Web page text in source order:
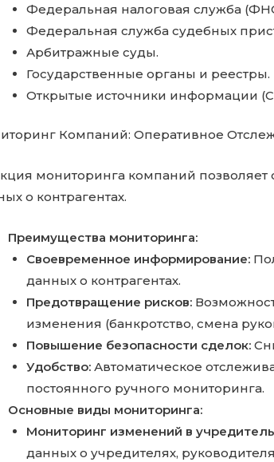
Федеральная налоговая служба
Федеральная служба судебных
Арбитражные суды.
Государственные органы и реестры.
Открытые источники информации
Компаний: Оперативное
мониторинга компаний позволяет
о контрагентах.
Преимущества мониторинга:
Своевременное информирование:
данных о контрагентах.
Предотвращение рисков:
изменения (банкротство, смена
Повышение безопасности сделок:
Удобство:Автоматическое
постоянного ручного мониторинга.
Основные виды мониторинга:
Мониторинг изменений в
данных о учредителях,